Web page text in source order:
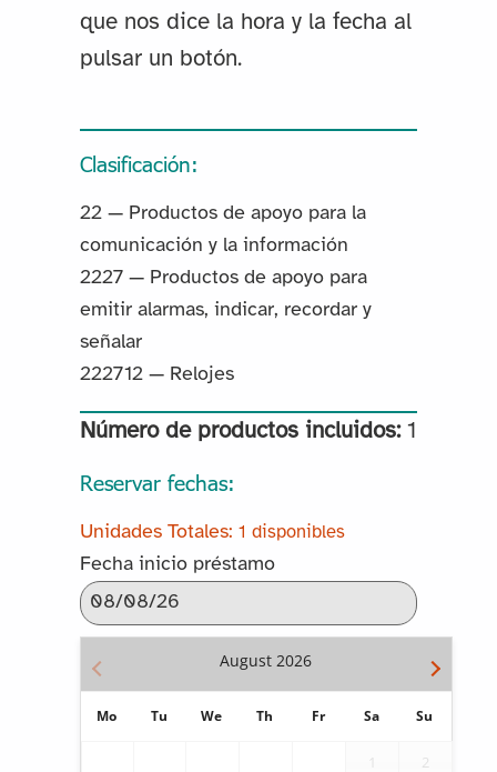
que nos dice la hora y la fecha al
pulsar un botón.
Clasificación:
22 — Productos de apoyo para la
comunicación y la información
2227 — Productos de apoyo para
emitir alarmas, indicar, recordar y
señalar
222712 — Relojes
Número de productos incluidos:1
Reservar fechas:
1 disponibles
Fecha inicio préstamo
August 2026
Mo Tu We Th Fr Sa Su
2